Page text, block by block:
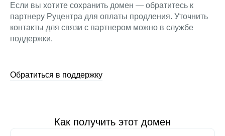
Если вы хотите сохранить домен — обратитесь к
партнеру Руцентра для оплаты продления. Уточнить
контакты для связи с партнером можно в службе
поддержки.
Обратиться в поддержку
Как получить этот домен